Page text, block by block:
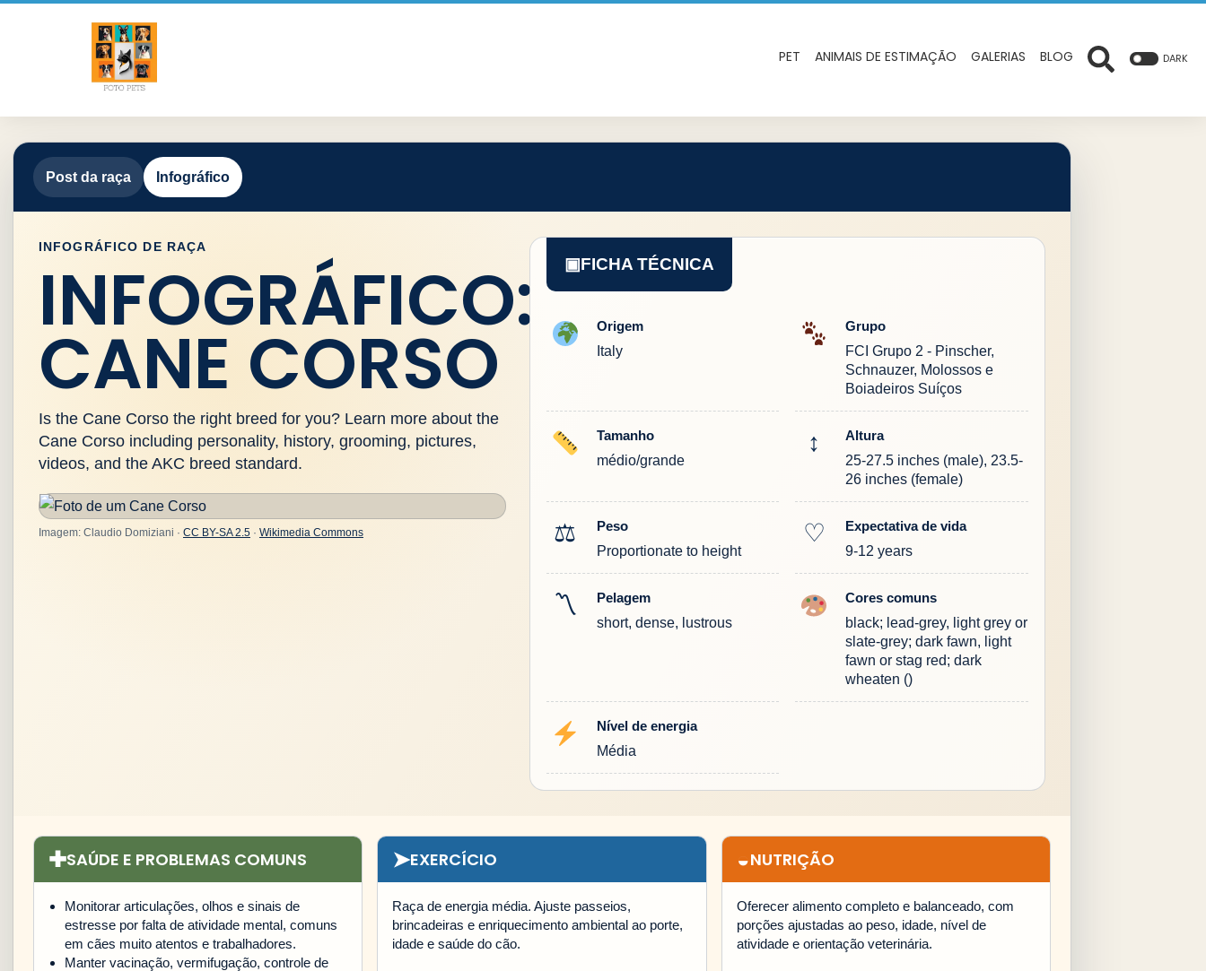
PET ANIMAIS DE ESTIMAÇÃO GALERIAS BLOG DARK
Post da raça Infográfico
INFOGRÁFICO DE RAÇA
INFOGRÁFICO:
CANE CORSO
Is the Cane Corso the right breed for you? Learn more about the
Cane Corso including personality, history, grooming, pictures,
videos, and the AKC breed standard.
Imagem: Claudio Domiziani · CC BY-SA 2.5 · Wikimedia Commons
▣FICHA TÉCNICA
Origem
Italy
Grupo
FCI Grupo 2 - Pinscher,
Schnauzer, Molossos e
Boiadeiros Suíços
Tamanho
médio/grande
↕
Altura
25-27.5 inches (male), 23.5-
26 inches (female)
⚖
Peso
Proportionate to height
♡
Expectativa de vida
9-12 years
〽
Pelagem
short, dense, lustrous
Cores comuns
black; lead-grey, light grey or
slate-grey; dark fawn, light
fawn or stag red; dark
wheaten ()
Nível de energia
Média
✚SAÚDE E PROBLEMAS COMUNS
Monitorar articulações, olhos e sinais de
estresse por falta de atividade mental, comuns
em cães muito atentos e trabalhadores.
Manter vacinação, vermifugação, controle de
➤EXERCÍCIO
Raça de energia média. Ajuste passeios,
brincadeiras e enriquecimento ambiental ao porte,
idade e saúde do cão.
◒NUTRIÇÃO
Oferecer alimento completo e balanceado, com
porções ajustadas ao peso, idade, nível de
atividade e orientação veterinária.